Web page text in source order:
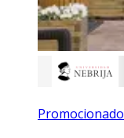
Promocionado